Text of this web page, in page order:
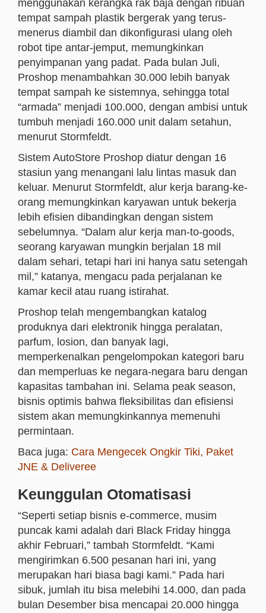
menggunakan kerangka rak baja dengan ribuan
tempat sampah plastik bergerak yang terus-
menerus diambil dan dikonfigurasi ulang oleh
robot tipe antar-jemput, memungkinkan
penyimpanan yang padat. Pada bulan Juli,
Proshop menambahkan 30.000 lebih banyak
tempat sampah ke sistemnya, sehingga total
“armada” menjadi 100.000, dengan ambisi untuk
tumbuh menjadi 160.000 unit dalam setahun,
menurut Stormfeldt.
Sistem AutoStore Proshop diatur dengan 16
stasiun yang menangani lalu lintas masuk dan
keluar. Menurut Stormfeldt, alur kerja barang-ke-
orang memungkinkan karyawan untuk bekerja
lebih efisien dibandingkan dengan sistem
sebelumnya. “Dalam alur kerja man-to-goods,
seorang karyawan mungkin berjalan 18 mil
dalam sehari, tetapi hari ini hanya satu setengah
mil,” katanya, mengacu pada perjalanan ke
kamar kecil atau ruang istirahat.
Proshop telah mengembangkan katalog
produknya dari elektronik hingga peralatan,
parfum, losion, dan banyak lagi,
memperkenalkan pengelompokan kategori baru
dan memperluas ke negara-negara baru dengan
kapasitas tambahan ini. Selama peak season,
bisnis optimis bahwa fleksibilitas dan efisiensi
sistem akan memungkinkannya memenuhi
permintaan.
Baca juga: Cara Mengecek Ongkir Tiki, Paket
JNE & Deliveree
Keunggulan Otomatisasi
“Seperti setiap bisnis e-commerce, musim
puncak kami adalah dari Black Friday hingga
akhir Februari,” tambah Stormfeldt. “Kami
mengirimkan 6.500 pesanan hari ini, yang
merupakan hari biasa bagi kami.” Pada hari
sibuk, jumlah itu bisa melebihi 14.000, dan pada
bulan Desember bisa mencapai 20.000 hingga